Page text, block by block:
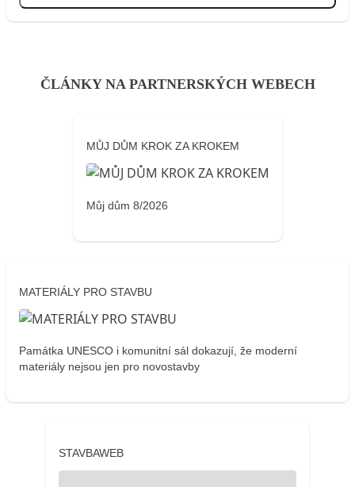
ČLÁNKY NA PARTNERSKÝCH WEBECH
MŮJ DŮM KROK ZA KROKEM
Můj dům 8/2026
MATERIÁLY PRO STAVBU
Památka UNESCO i komunitní sál dokazují, že moderní
materiály nejsou jen pro novostavby
STAVBAWEB